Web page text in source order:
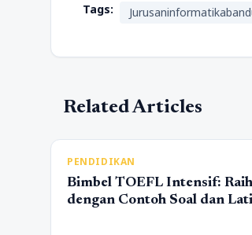
Tags:
Related Articles
PENDIDIKAN
Bimbel TOEFL Intensif:
dengan Contoh Soal dan